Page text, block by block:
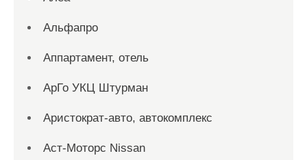
Альфапро
Аппартамент, отель
АрГо УКЦ Штурман
Аристократ-авто, автокомплекс
Аст-Моторс Nissan